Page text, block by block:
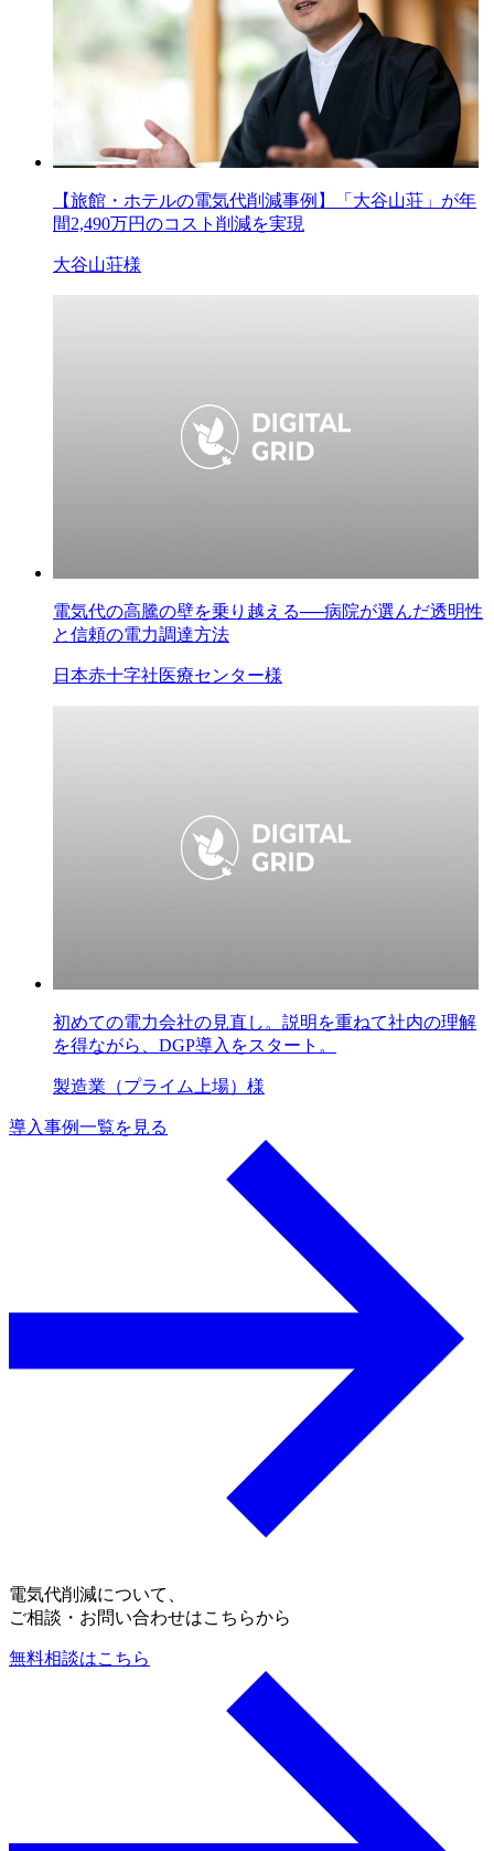
【旅館・ホテルの電気代削減事例】「大谷山荘」が年
間2,490万円のコスト削減を実現
大谷山荘様
電気代の高騰の壁を乗り越える──病院が選んだ透明性
と信頼の電力調達方法
日本赤十字社医療センター様
初めての電力会社の見直し。説明を重ねて社内の理解
を得ながら、DGP導入をスタート。
製造業（プライム上場）様
導入事例一覧を見る
電気代削減について、
ご相談・お問い合わせはこちらから
無料相談はこちら